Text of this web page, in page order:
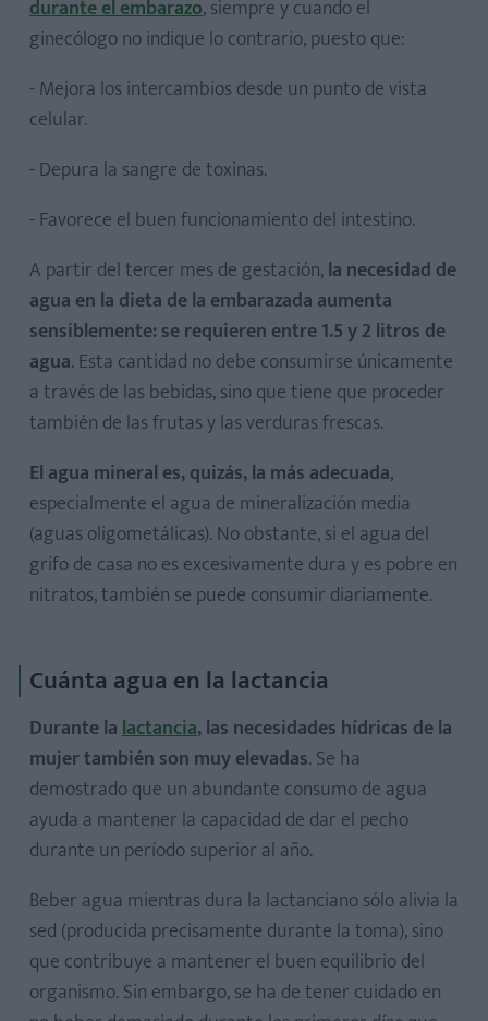
durante el embarazo, siempre y cuando el
ginecólogo no indique lo contrario, puesto que:
- Mejora los intercambios desde un punto de vista
celular.
- Depura la sangre de toxinas.
- Favorece el buen funcionamiento del intestino.
A partir del tercer mes de gestación,la necesidad de
agua en la dieta de la embarazada aumenta
sensiblemente: se requieren entre 1.5 y 2 litros de
agua. Esta cantidad no debe consumirse únicamente
a través de las bebidas, sino que tiene que proceder
también de las frutas y las verduras frescas.
El agua mineral es, quizás, la más adecuada,
especialmente el agua de mineralización media
(aguas oligometálicas). No obstante, si el agua del
grifo de casa no es excesivamente dura y es pobre en
nitratos, también se puede consumir diariamente.
Cuánta agua en la lactancia
Durante lalactancia, las necesidades hídricas de la
mujer también son muy elevadas. Se ha
demostrado que un abundante consumo de agua
ayuda a mantener la capacidad de dar el pecho
durante un período superior al año.
Beber agua mientras dura la lactanciano sólo alivia la
sed (producida precisamente durante la toma), sino
que contribuye a mantener el buen equilibrio del
organismo. Sin embargo, se ha de tener cuidado en